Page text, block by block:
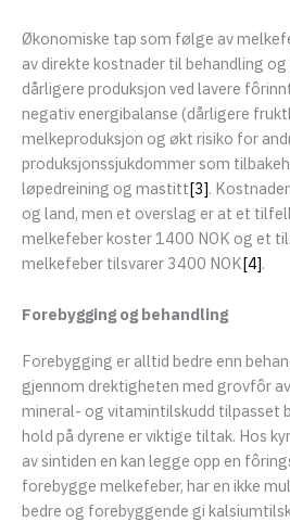
Økonomiske tap som følge av
av direkte kostnader til behandling
dårligere produksjon ved lavere
negativ energibalanse (dårligere
melkeproduksjon og økt risiko for
produksjonssjukdommer som
løpedreining og mastitt[3].
og land, men et overslag er at et
melkefeber koster 1400 NOK og et
melkefeber tilsvarer 3400 NOK[4].
Forebygging og behandling
Forebygging er alltid bedre enn
gjennom drektigheten med grovfôr
mineral- og vitamintilskudd tilpasset
hold på dyrene er viktige tiltak. Hos
av sintiden en kan legge opp en
forebygge melkefeber, har en ikke
bedre og forebyggende gi